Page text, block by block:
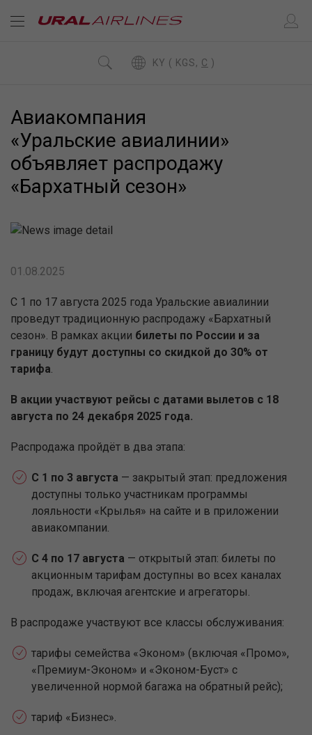
KY ( KGS, C )
Авиакомпания
«Уральские авиалинии»
объявляет распродажу
«Бархатный сезон»
01.08.2025
С 1 по 17 августа 2025 года Уральские авиалинии
проведут традиционную распродажу «Бархатный
сезон». В рамках акции билеты по России и за
границу будут доступны со скидкой до 30% от
тарифа.
В акции участвуют рейсы с датами вылетов с 18
августа по 24 декабря 2025 года.
Распродажа пройдёт в два этапа:
С 1 по 3 августа — закрытый этап: предложения
доступны только участникам программы
лояльности «Крылья» на сайте и в приложении
авиакомпании.
С 4 по 17 августа — открытый этап: билеты по
акционным тарифам доступны во всех каналах
продаж, включая агентские и агрегаторы.
В распродаже участвуют все классы обслуживания:
тарифы семейства «Эконом» (включая «Промо»,
«Премиум-Эконом» и «Эконом-Буст» с
увеличенной нормой багажа на обратный рейс);
тариф «Бизнес».